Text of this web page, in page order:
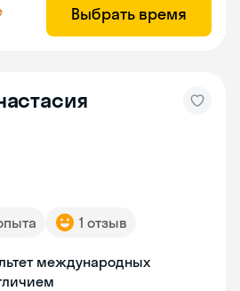
Выбрать время
1 отзыв
международных